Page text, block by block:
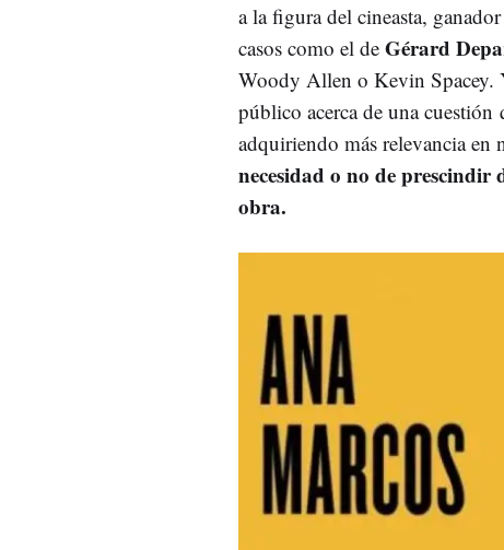
a la figura del cineasta,
casos como el de Gérard
Woody Allen o Kevin Spacey.
público acerca de una cuestión
adquiriendo más relevancia en
necesidad o no de prescindir
obra.